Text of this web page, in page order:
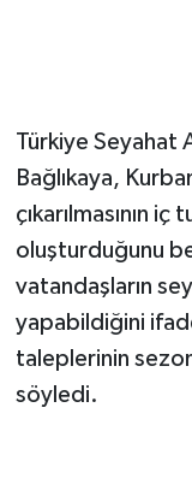
Türkiye Seyahat
Bağlıkaya,
çıkarılmasının
oluşturduğunu
vatandaşların
yapabildiğini
taleplerinin sezon
söyledi.